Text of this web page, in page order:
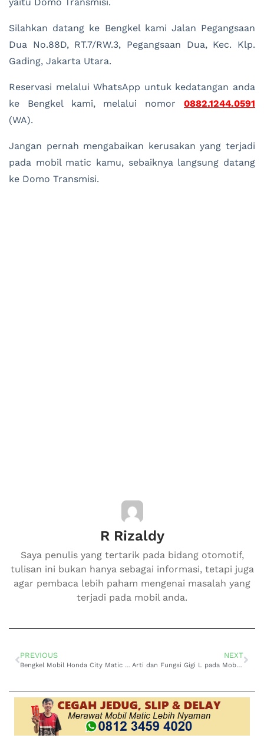
Silahkan datang ke Bengkel kami Jalan Pegangsaan
Dua No.88D, RT.7/RW.3, Pegangsaan Dua, Kec. Klp.
Gading, Jakarta Utara.
Reservasi melalui WhatsApp untuk kedatangan anda
ke Bengkel kami, melalui nomor 0882.1244.0591
(WA).
Jangan pernah mengabaikan kerusakan yang terjadi
pada mobil matic kamu, sebaiknya langsung datang
ke Domo Transmisi.
R Rizaldy
Saya penulis yang tertarik pada bidang otomotif,
tulisan ini bukan hanya sebagai informasi, tetapi juga
agar pembaca lebih paham mengenai masalah yang
terjadi pada mobil anda.
PREVIOUS
Bengkel Mobil Honda City Matic Terbaik dan Terdekat Garansi 6 Bulan
NEXT
Arti dan Fungsi Gigi L pada Mobil Matic, Temukan Disini!